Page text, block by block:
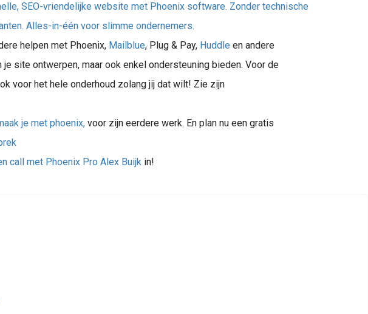
SEO-vriendelijke website met Phoenix software. Zonder technische
Alles-in-één voor slimme ondernemers.
helpen met Phoenix, Mailblue, Plug & Pay, Huddle en andere
je site ontwerpen, maar ook enkel ondersteuning bieden. Voor de
voor het hele onderhoud zolang jij dat wilt! Zie zijn
je met phoenix,voor zijn eerdere werk. En plan nu een gratis
call met Phoenix Pro Alex Buijkin!